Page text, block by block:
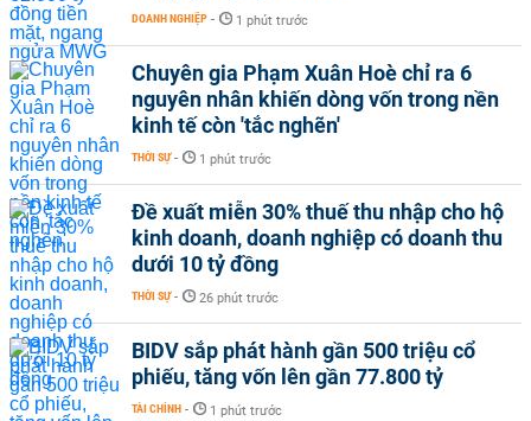
DOANH NGHIỆP - 1 phút trước
Chuyên gia Phạm Xuân Hoè chỉ ra 6
nguyên nhân khiến dòng vốn trong nền
kinh tế còn 'tắc nghẽn'
THỜI SỰ - 1 phút trước
Đề xuất miễn 30% thuế thu nhập cho hộ
kinh doanh, doanh nghiệp có doanh thu
dưới 10 tỷ đồng
THỜI SỰ - 26 phút trước
BIDV sắp phát hành gần 500 triệu cổ
phiếu, tăng vốn lên gần 77.800 tỷ
TÀI CHÍNH - 1 phút trước